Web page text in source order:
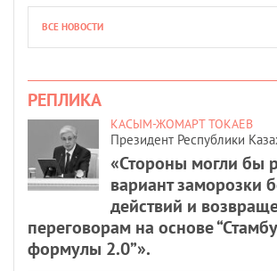
ВСЕ НОВОСТИ
РЕПЛИКА
КАСЫМ-ЖОМАРТ ТОКАЕВ
Президент Республики
«Стороны могли бы
вариант заморозки
действий и
переговорам на основе
формулы 2.0”».